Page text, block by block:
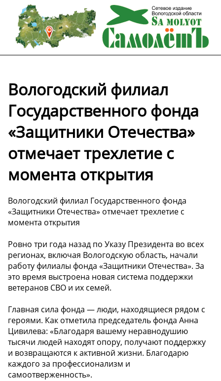
Вологодский филиал
Государственного фонда
«Защитники Отечества»
отмечает трехлетие с
момента открытия
Вологодский филиал Государственного фонда
«Защитники Отечества» отмечает трехлетие с
момента открытия
Ровно три года назад по Указу Президента во всех
регионах, включая Вологодскую область, начали
работу филиалы фонда «Защитники Отечества». За
это время выстроена новая система поддержки
ветеранов СВО и их семей.
Главная сила фонда — люди, находящиеся рядом с
героями. Как отметила председатель фонда Анна
Цивилева: «Благодаря вашему неравнодушию
тысячи людей находят опору, получают поддержку
и возвращаются к активной жизни. Благодарю
каждого за профессионализм и
самоотверженность».